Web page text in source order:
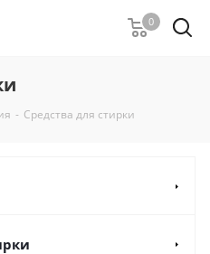
0
- Средства для стирки